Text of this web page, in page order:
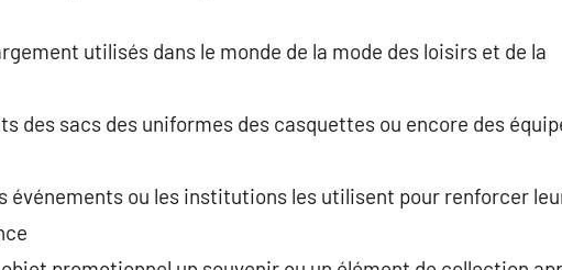
utilisés dans le monde de la mode des loisirs et de la
des sacs des uniformes des casquettes ou encore des
événements ou les institutions les utilisent pour renforcer